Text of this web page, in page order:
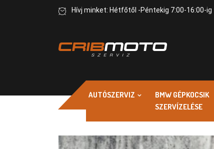
Hívj minket: Hétfőtől -Péntekig 7:00-16:00-ig
AUTÓSZERVIZ
BMW GÉPKOCSIK
SZERVÍZELÉSE